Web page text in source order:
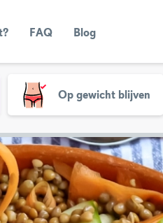
FAQ Blog
Op gewicht blijven